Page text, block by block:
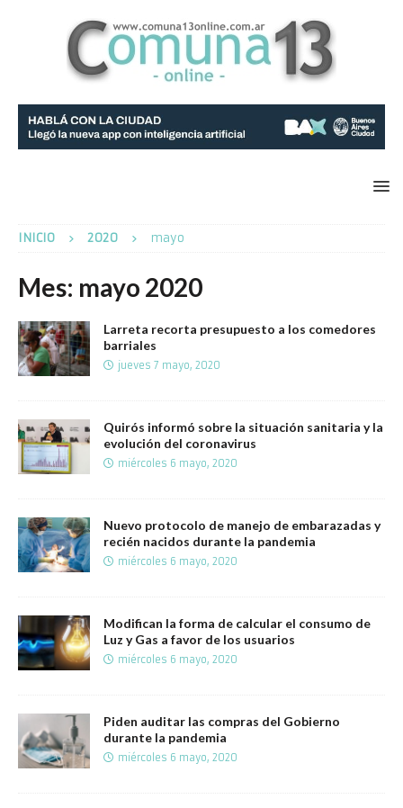
INICIO 2020 mayo
Mes: mayo 2020
Larreta recorta presupuesto a los comedores
barriales
jueves 7 mayo, 2020
Quirós informó sobre la situación sanitaria y la
evolución del coronavirus
miércoles 6 mayo, 2020
Nuevo protocolo de manejo de embarazadas y
recién nacidos durante la pandemia
miércoles 6 mayo, 2020
Modifican la forma de calcular el consumo de
Luz y Gas a favor de los usuarios
miércoles 6 mayo, 2020
Piden auditar las compras del Gobierno
durante la pandemia
miércoles 6 mayo, 2020